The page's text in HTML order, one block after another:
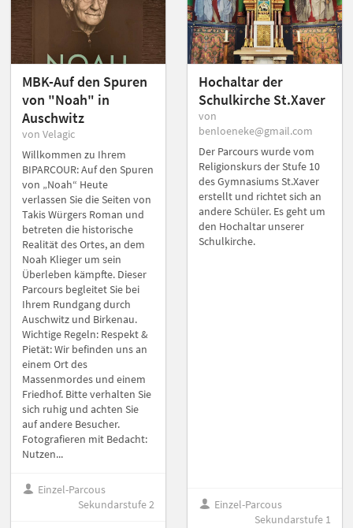
MBK-Auf den Spuren
von "Noah" in
Auschwitz
von Velagic
Willkommen zu Ihrem
BIPARCOUR: Auf den Spuren
von „Noah“ Heute
verlassen Sie die Seiten von
Takis Würgers Roman und
betreten die historische
Realität des Ortes, an dem
Noah Klieger um sein
Überleben kämpfte. Dieser
Parcours begleitet Sie bei
Ihrem Rundgang durch
Auschwitz und Birkenau.
Wichtige Regeln: Respekt &
Pietät: Wir befinden uns an
einem Ort des
Massenmordes und einem
Friedhof. Bitte verhalten Sie
sich ruhig und achten Sie
auf andere Besucher.
Fotografieren mit Bedacht:
Nutzen...
Einzel-Parcous
Sekundarstufe 2
Hochaltar der
Schulkirche St.Xaver
von
benloeneke@gmail.com
Der Parcours wurde vom
Religionskurs der Stufe 10
des Gymnasiums St.Xaver
erstellt und richtet sich an
andere Schüler. Es geht um
den Hochaltar unserer
Schulkirche.
Einzel-Parcous
Sekundarstufe 1